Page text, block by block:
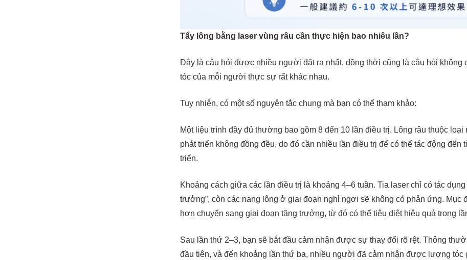
Tẩy lông bằng laser vùng râu cần thực hiện bao nhiêu lần?
Đây là câu hỏi được nhiều người đặt ra nhất, đồng thời cũng là câu hỏi không
tóc của mỗi người thực sự rất khác nhau.
Tuy nhiên, có một số nguyên tắc chung mà bạn có thể tham khảo:
Một liệu trình đầy đủ thường bao gồm 8 đến 10 lần điều trị. Lông râu thuộc
phát triển không đồng đều, do đó cần nhiều lần điều trị để có thể tác động
triển.
Khoảng cách giữa các lần điều trị là khoảng 4–6 tuần. Tia laser chỉ có tác
trưởng”, còn các nang lông ở giai đoạn nghỉ ngơi sẽ không có phản ứng. Mục
hơn chuyển sang giai đoạn tăng trưởng, từ đó có thể tiêu diệt hiệu quả trong
Sau lần thứ 2–3, bạn sẽ bắt đầu cảm nhận được sự thay đổi rõ rệt. Thông
đầu tiên, và đến khoảng lần thứ ba, nhiều người đã cảm nhận được lượng tóc